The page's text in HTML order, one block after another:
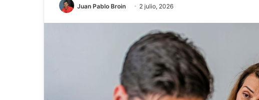
Juan Pablo Broin 2 julio, 2026